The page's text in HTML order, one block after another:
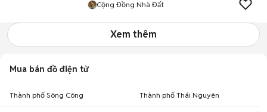
Cộng Đồng Nhà Đất
Xem thêm
Mua bán đồ điện tử
Thành phố Sông Công Thành phố Thái Nguyên